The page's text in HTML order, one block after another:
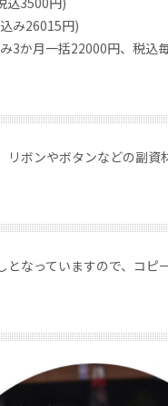
み26015円)
3か月一括22000円、税
リボンやボタンなどの副資
となっていますので、コピ